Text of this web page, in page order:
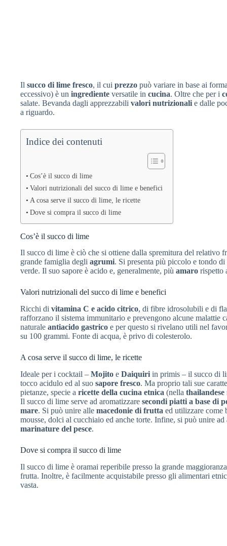
Il succo di lime fresco, il cui prezzo può variare in base ai
eccessivo) è un ingrediente versatile in cucina. Oltre che per i
salate. Bevanda dagli apprezzabili valori nutrizionali e dalle
a riguardo.
Indice dei contenuti
Cos’è il succo di lime
Valori nutrizionali del succo di lime e benefici
A cosa serve il succo di lime, le ricette
Dove si compra il succo di lime
Cos’è il succo di lime
Il succo di lime è ciò che si ottiene dalla spremitura del relativo
grande famiglia degli agrumi. Si presenta più piccolo e tondo
verde. Il suo sapore è acido e, generalmente, più amaro rispetto
Valori nutrizionali del succo di lime e benefici
Ricchi di vitamina C e acido citrico, di fibre idrosolubili e di
rafforzano il sistema immunitario e prevengono alcune malattie
naturale antiacido gastrico e per questo si rivelano utili nel
su 100 grammi. Fonte di acqua, è privo di colesterolo.
A cosa serve il succo di lime, le ricette
Ideale per i cocktail – Mojito e Daiquiri in primis – il succo di
tocco acidulo ed al suo sapore fresco. Ma proprio tali sue
pietanze, specie a ricette della cucina etnica (nella thailandese
Il succo di lime serve ad aromatizzare secondi piatti a base di
mare. Si può unire alle macedonie di frutta ed utilizzare come
mousse, dolci al cucchiaio ed anche torte. Infine, si può unire ad
marinature del pesce.
Dove si compra il succo di lime
Il succo di lime è oramai reperibile presso la grande
frutta. Inoltre, è facilmente acquistabile presso gli alimentari
vasta.